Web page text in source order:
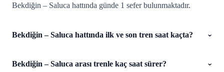
Bekdiğin – Saluca hattında günde 1 sefer bulunmaktadır.
Bekdiğin – Saluca hattında ilk ve son tren saat kaçta?
Bekdiğin – Saluca arası trenle kaç saat sürer?